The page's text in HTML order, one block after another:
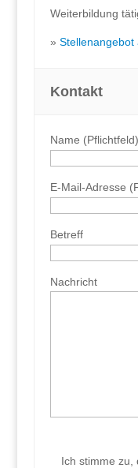
Weiterbildung
Stellenangebot
Kontakt
Name (Pflichtfeld)
E-Mail-Adresse
Betreff
Nachricht
Ich stimme zu,